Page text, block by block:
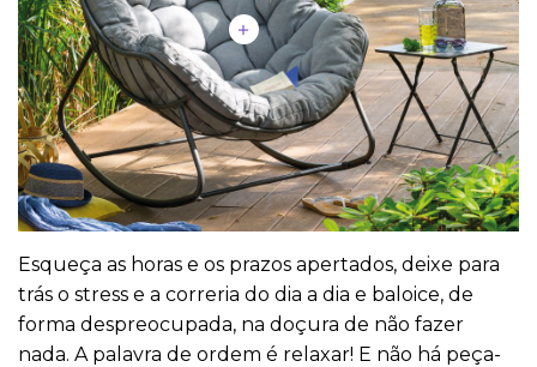
Esqueça as horas e os prazos apertados, deixe para
trás o stress e a correria do dia a dia e baloice, de
forma despreocupada, na doçura de não fazer
nada. A palavra de ordem é relaxar! E não há peça-